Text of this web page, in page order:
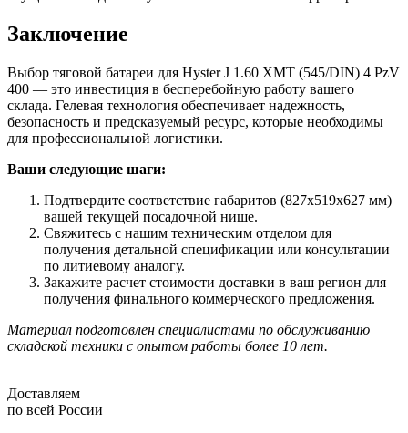
Заключение
Выбор тяговой батареи для Hyster J 1.60 XMT (545/DIN) 4 PzV
400 — это инвестиция в бесперебойную работу вашего
склада. Гелевая технология обеспечивает надежность,
безопасность и предсказуемый ресурс, которые необходимы
для профессиональной логистики.
Ваши следующие шаги:
Подтвердите соответствие габаритов (827x519x627 мм)
вашей текущей посадочной нише.
Свяжитесь с нашим техническим отделом для
получения детальной спецификации или консультации
по литиевому аналогу.
Закажите расчет стоимости доставки в ваш регион для
получения финального коммерческого предложения.
Материал подготовлен специалистами по обслуживанию
складской техники с опытом работы более 10 лет.
Доставляем
по всей России